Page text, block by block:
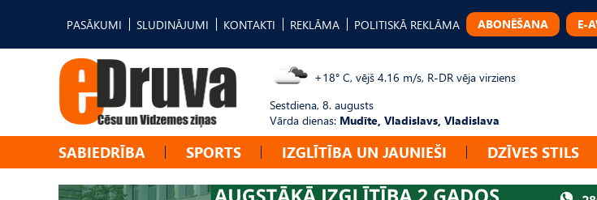
PASĀKUMI SLUDINĀJUMI KONTAKTI REKLĀMA POLITISKĀ REKLĀMA ABONĒŠANA E-
+18° C, vējš 4.16 m/s, R-DR vēja virziens
Sestdiena, 8. augusts
Vārda dienas: Mudīte, Vladislavs, Vladislava
SABIEDRĪBA SPORTS IZGLĪTĪBA UN JAUNIEŠI DZĪVES STILS